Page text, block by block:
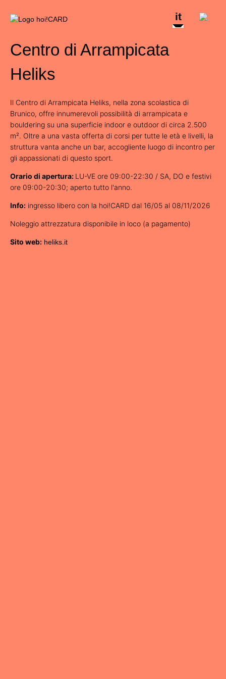
it
Centro di Arrampicata
Heliks
Il Centro di Arrampicata Heliks, nella zona scolastica di
Brunico, offre innumerevoli possibilità di arrampicata e
bouldering su una superficie indoor e outdoor di circa 2.500
m². Oltre a una vasta offerta di corsi per tutte le età e livelli, la
struttura vanta anche un bar, accogliente luogo di incontro per
gli appassionati di questo sport.
Orario di apertura: LU-VE ore 09:00-22:30 / SA, DO e festivi
ore 09:00-20:30; aperto tutto l'anno.
Info: ingresso libero con la hoi!CARD dal 16/05 al 08/11/2026
Noleggio attrezzatura disponibile in loco (a pagamento)
Sito web: heliks.it